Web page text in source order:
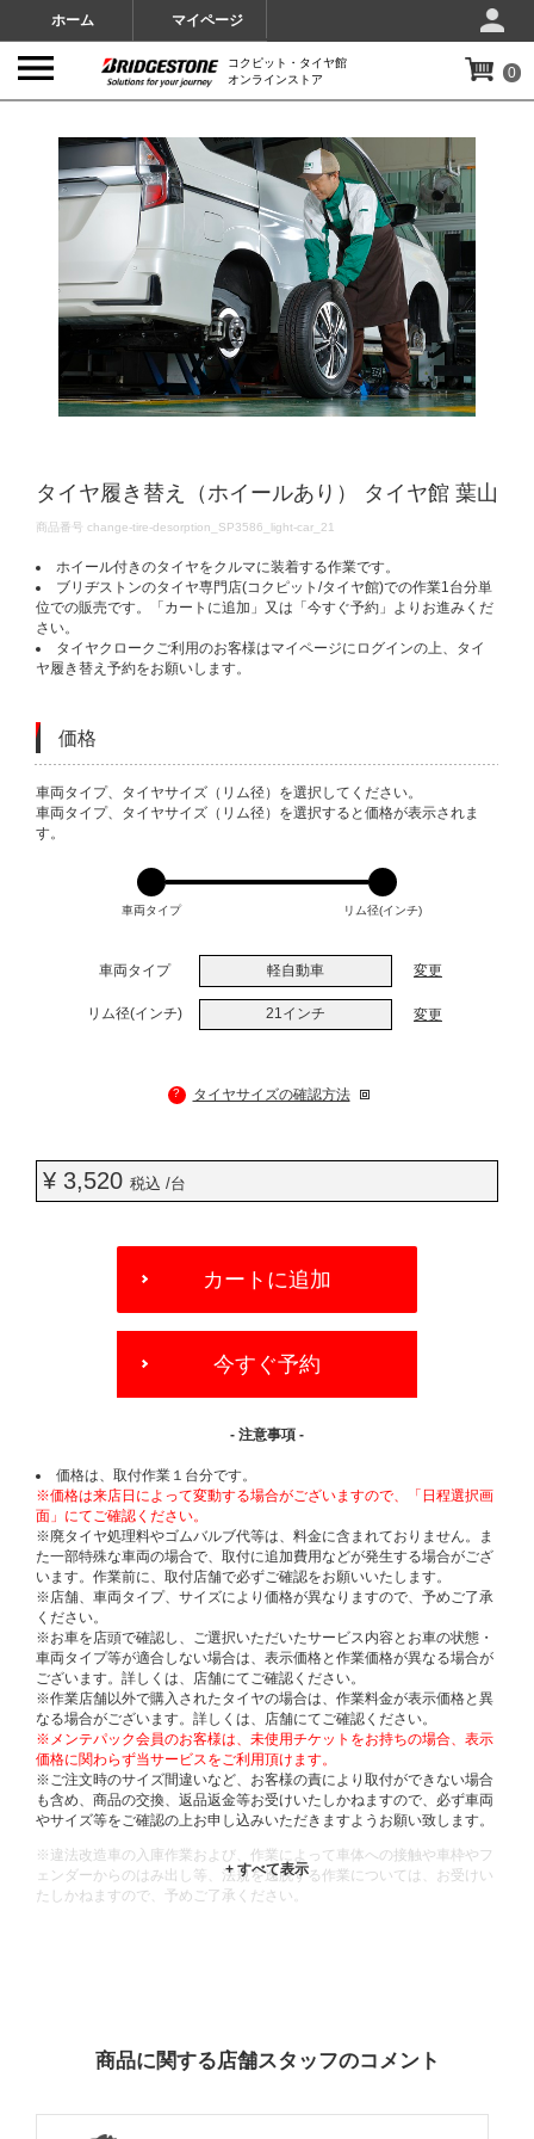
ホーム マイページ
コクピット・タイヤ館
オンラインストア
0
タイヤ履き替え（ホイールあり） タイヤ館 葉山
DETAILS
商品番号 change-tire-desorption_SP3586_light-car_21
ホイール付きのタイヤをクルマに装着する作業です。
ブリヂストンのタイヤ専門店(コクピット/タイヤ館)での作業1台分単
位での販売です。「カートに追加」又は「今すぐ予約」よりお進みくだ
さい。
タイヤクロークご利用のお客様はマイページにログインの上、タイ
ヤ履き替え予約をお願いします。
価格
VARIATIONS
車両タイプ、タイヤサイズ（リム径）を選択してください。
車両タイプ、タイヤサイズ（リム径）を選択すると価格が表示されま
す。
車両タイプ リム径(インチ)
車両タイプ 軽自動車 変更
リム径(インチ) 21インチ 変更
? タイヤサイズの確認方法
¥ 3,520 税込 /台
OPTIONS
カートに追加
今すぐ予約
- 注意事項 -
価格は、取付作業１台分です。
※価格は来店日によって変動する場合がございますので、「日程選択画
面」にてご確認ください。
※廃タイヤ処理料やゴムバルブ代等は、料金に含まれておりません。ま
た一部特殊な車両の場合で、取付に追加費用などが発生する場合がござ
います。作業前に、取付店舗で必ずご確認をお願いいたします。
※店舗、車両タイプ、サイズにより価格が異なりますので、予めご了承
ください。
※お車を店頭で確認し、ご選択いただいたサービス内容とお車の状態・
車両タイプ等が適合しない場合は、表示価格と作業価格が異なる場合が
ございます。詳しくは、店舗にてご確認ください。
※作業店舗以外で購入されたタイヤの場合は、作業料金が表示価格と異
なる場合がございます。詳しくは、店舗にてご確認ください。
※メンテパック会員のお客様は、未使用チケットをお持ちの場合、表示
価格に関わらず当サービスをご利用頂けます。
※ご注文時のサイズ間違いなど、お客様の責により取付ができない場合
も含め、商品の交換、返品返金等お受けいたしかねますので、必ず車両
やサイズ等をご確認の上お申し込みいただきますようお願い致します。
※違法改造車の入庫作業および、作業によって車体への接触や車枠やフ
ェンダーからのはみ出し等、法規を逸脱する作業については、お受けい
たしかねますので、予めご了承ください。
商品に関する店舗スタッフのコメント